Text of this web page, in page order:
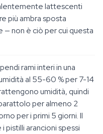
lattescenti
più ambra sposta
non è ciò per cui questa
rami interi in una
al 55-60 % per 7-14
umidità, quindi
per almeno 2
per i primi 5 giorni. Il
pistilli arancioni spessi